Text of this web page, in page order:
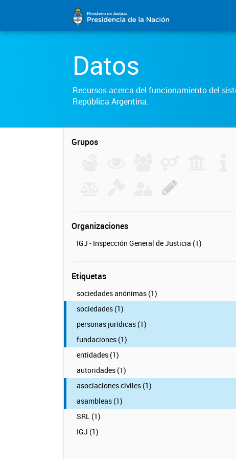
Datos
Recursos acerca del funcionamiento del
República Argentina.
Grupos
Organizaciones
IGJ - Inspección General de Justicia (1)
Etiquetas
sociedades anónimas (1)
sociedades (1)
personas jurídicas (1)
fundaciones (1)
entidades (1)
autoridades (1)
asociaciones civiles (1)
asambleas (1)
SRL (1)
IGJ (1)